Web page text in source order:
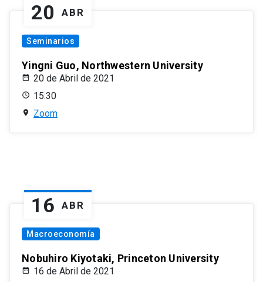
20 ABR
Seminarios
Yingni Guo, Northwestern University
20 de Abril de 2021
15:30
Zoom
16 ABR
Macroeconomía
Nobuhiro Kiyotaki, Princeton University
16 de Abril de 2021